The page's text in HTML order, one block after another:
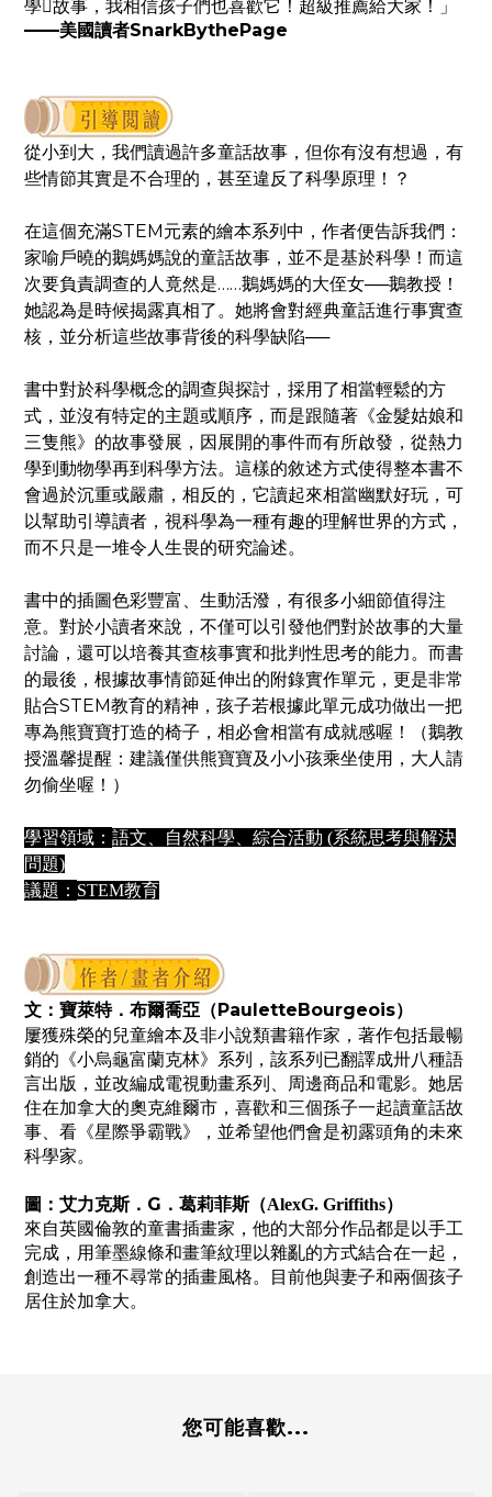
學故事，我相信孩子們也喜歡它！超級推薦給大家！」
——美國讀者SnarkBythePage
從小到大，我們讀過許多童話故事，但你有沒有想過，有
些情節其實是不合理的，甚至違反了科學原理！？
在這個充滿STEM元素的繪本系列中，作者便告訴我們：
家喻戶曉的鵝媽媽說的童話故事，並不是基於科學！而這
次要負責調查的人竟然是……鵝媽媽的大侄女──鵝教授！
她認為是時候揭露真相了。她將會對經典童話進行事實查
核，並分析這些故事背後的科學缺陷──
書中對於科學概念的調查與探討，採用了相當輕鬆的方
式，並沒有特定的主題或順序，而是跟隨著《金髮姑娘和
三隻熊》的故事發展，因展開的事件而有所啟發，從熱力
學到動物學再到科學方法。這樣的敘述方式使得整本書不
會過於沉重或嚴肅，相反的，它讀起來相當幽默好玩，可
以幫助引導讀者，視科學為一種有趣的理解世界的方式，
而不只是一堆令人生畏的研究論述。
書中的插圖色彩豐富、生動活潑，有很多小細節值得注
意。對於小讀者來說，不僅可以引發他們對於故事的大量
討論，還可以培養其查核事實和批判性思考的能力。而書
的最後，根據故事情節延伸出的附錄實作單元，更是非常
貼合STEM教育的精神，孩子若根據此單元成功做出一把
專為熊寶寶打造的椅子，相必會相當有成就感喔！（鵝教
授溫馨提醒：建議僅供熊寶寶及小小孩乘坐使用，大人請
勿偷坐喔！）
學習領域： 語文、自然科學、綜合活動 (系統思考與解決
問題)
議題： STEM教育
文： 寶萊特．布爾喬亞 （ PauletteBourgeois）
屢獲殊榮的兒童繪本及非小說類書籍作家，著作包括最暢
銷的《小烏龜富蘭克林》系列，該系列已翻譯成卅八種語
言出版，並改編成電視動畫系列、周邊商品和電影。她居
住在加拿大的奧克維爾市，喜歡和三個孫子一起讀童話故
事、看《星際爭霸戰》，並希望他們會是初露頭角的未來
科學家。
圖： 艾力克斯．G．葛莉菲斯（AlexG. Griffiths）
來自英國倫敦的童書插畫家，他的大部分作品都是以手工
完成，用筆墨線條和畫筆紋理以雜亂的方式結合在一起，
創造出一種不尋常的插畫風格。目前他與妻子和兩個孩子
居住於加拿大。
您可能喜歡...